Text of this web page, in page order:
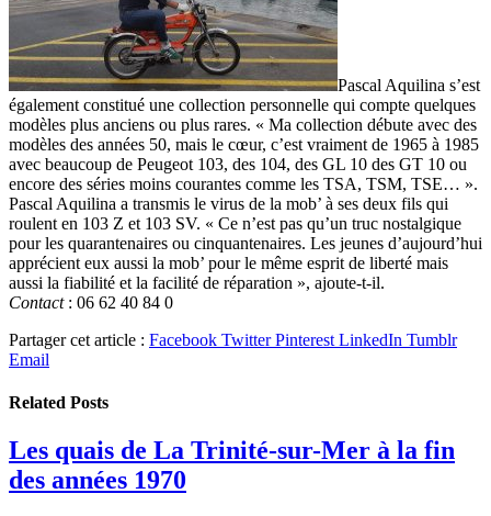
Pascal Aquilina s’est
également constitué une collection personnelle qui compte quelques
modèles plus anciens ou plus rares. « Ma collection débute avec des
modèles des années 50, mais le cœur, c’est vraiment de 1965 à 1985
avec beaucoup de Peugeot 103, des 104, des GL 10 des GT 10 ou
encore des séries moins courantes comme les TSA, TSM, TSE… ».
Pascal Aquilina a transmis le virus de la mob’ à ses deux fils qui
roulent en 103 Z et 103 SV. « Ce n’est pas qu’un truc nostalgique
pour les quarantenaires ou cinquantenaires. Les jeunes d’aujourd’hui
apprécient eux aussi la mob’ pour le même esprit de liberté mais
aussi la fiabilité et la facilité de réparation », ajoute-t-il.
Contact: 06 62 40 84 0
Partager cet article : Facebook Twitter Pinterest LinkedIn Tumblr
Email
Related Posts
Les quais de La Trinité-sur-Mer à la fin
des années 1970